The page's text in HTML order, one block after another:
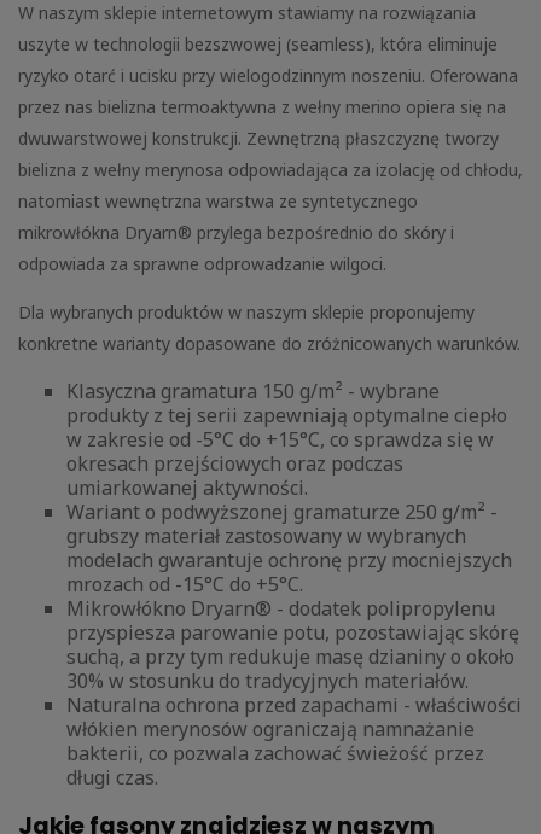
W naszym sklepie internetowym stawiamy na rozwiązania
uszyte w technologii bezszwowej (seamless), która eliminuje
ryzyko otarć i ucisku przy wielogodzinnym noszeniu. Oferowana
przez nas bielizna termoaktywna z wełny merino opiera się na
dwuwarstwowej konstrukcji. Zewnętrzną płaszczyznę tworzy
bielizna z wełny merynosa odpowiadająca za izolację od chłodu,
natomiast wewnętrzna warstwa ze syntetycznego
mikrowłókna Dryarn® przylega bezpośrednio do skóry i
odpowiada za sprawne odprowadzanie wilgoci.
Dla wybranych produktów w naszym sklepie proponujemy
konkretne warianty dopasowane do zróżnicowanych warunków.
Klasyczna gramatura 150 g/m² - wybrane
produkty z tej serii zapewniają optymalne ciepło
w zakresie od -5°C do +15°C, co sprawdza się w
okresach przejściowych oraz podczas
umiarkowanej aktywności.
Wariant o podwyższonej gramaturze 250 g/m² -
grubszy materiał zastosowany w wybranych
modelach gwarantuje ochronę przy mocniejszych
mrozach od -15°C do +5°C.
Mikrowłókno Dryarn® - dodatek polipropylenu
przyspiesza parowanie potu, pozostawiając skórę
suchą, a przy tym redukuje masę dzianiny o około
30% w stosunku do tradycyjnych materiałów.
Naturalna ochrona przed zapachami - właściwości
włókien merynosów ograniczają namnażanie
bakterii, co pozwala zachować świeżość przez
długi czas.
Jakie fasony znajdziesz w naszym